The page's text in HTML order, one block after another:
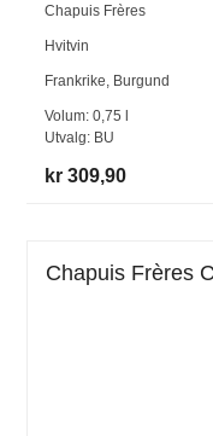
Chapuis Frères
Hvitvin
Frankrike, Burgund
Volum:0,75
Utvalg: BU
kr 309,90
Chapuis Frères